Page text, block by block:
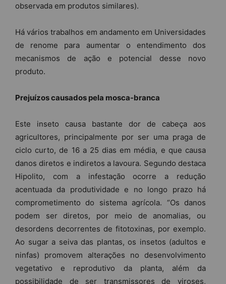
observada em produtos similares).
Há vários trabalhos em andamento em Universidades
de renome para aumentar o entendimento dos
mecanismos de ação e potencial desse novo
produto.
Prejuízos causados pela mosca-branca
Este inseto causa bastante dor de cabeça aos
agricultores, principalmente por ser uma praga de
ciclo curto, de 16 a 25 dias em média, e que causa
danos diretos e indiretos a lavoura. Segundo destaca
Hipolito, com a infestação ocorre a redução
acentuada da produtividade e no longo prazo há
comprometimento do sistema agrícola. “Os danos
podem ser diretos, por meio de anomalias, ou
desordens decorrentes de fitotoxinas, por exemplo.
Ao sugar a seiva das plantas, os insetos (adultos e
ninfas) promovem alterações no desenvolvimento
vegetativo e reprodutivo da planta, além da
possibilidade de ser transmissores de viroses,